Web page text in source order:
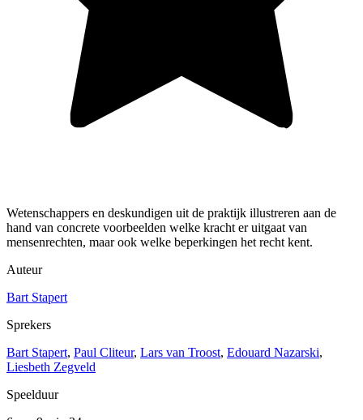
Wetenschappers en deskundigen uit de praktijk illustreren aan de
hand van concrete voorbeelden welke kracht er uitgaat van
mensenrechten, maar ook welke beperkingen het recht kent.
Auteur
Bart Stapert
Sprekers
Bart Stapert, Paul Cliteur, Lars van Troost, Edouard Nazarski,
Liesbeth Zegveld
Speelduur